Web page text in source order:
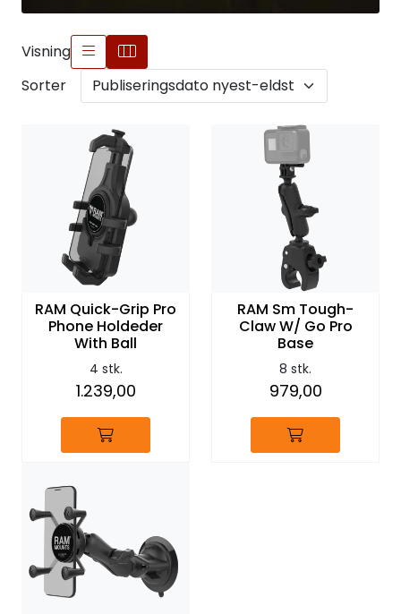
Visning
Sorter
RAM Quick-Grip Pro
Phone Holdeder
With Ball
4 stk.
1.239,00
RAM Sm Tough-
Claw W/ Go Pro
Base
8 stk.
979,00